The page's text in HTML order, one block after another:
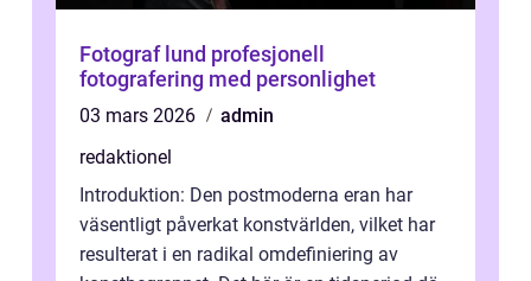
Fotograf lund profesjonell
fotografering med personlighet
03 mars 2026
admin
redaktionel
Introduktion: Den postmoderna eran har
väsentligt påverkat konstvärlden, vilket har
resulterat i en radikal omdefiniering av